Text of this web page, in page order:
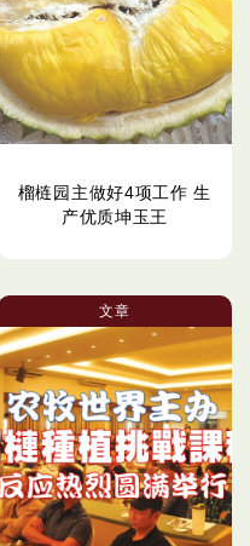
榴梿园主做好4项工作 生
产优质坤玉王
文章